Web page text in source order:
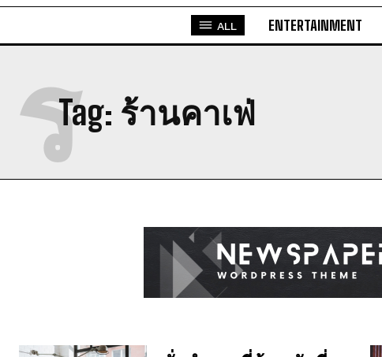
ALL ENTERTAINMENT
Tag: ร้านคาเฟ่
ร